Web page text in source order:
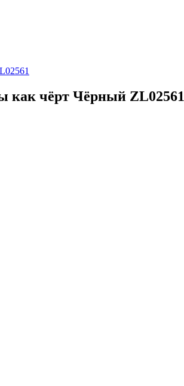
как чёрт Чёрный ZL02561